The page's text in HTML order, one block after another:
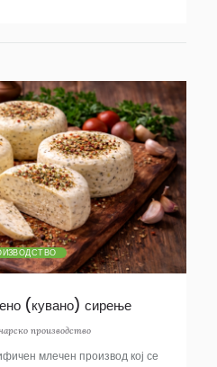
(кувано) сирење
производство
млечен производ кој се